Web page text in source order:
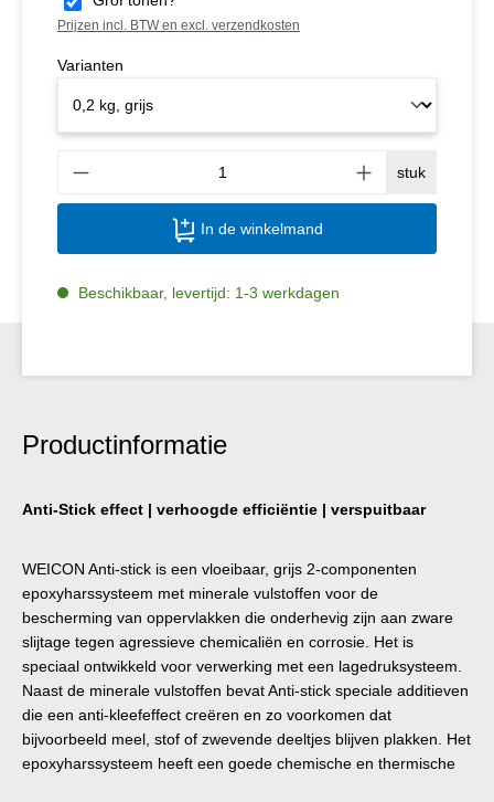
Prijzen incl. BTW en excl. verzendkosten
Varianten
stuk
In de winkelmand
Beschikbaar, levertijd: 1-3 werkdagen
Productinformatie
Anti-Stick effect | verhoogde efficiëntie | verspuitbaar
WEICON Anti-stick is een vloeibaar, grijs 2-componenten
epoxyharssysteem met minerale vulstoffen voor de
bescherming van oppervlakken die onderhevig zijn aan zware
slijtage tegen agressieve chemicaliën en corrosie. Het is
speciaal ontwikkeld voor verwerking met een lagedruksysteem.
Naast de minerale vulstoffen bevat Anti-stick speciale additieven
die een anti-kleefeffect creëren en zo voorkomen dat
bijvoorbeeld meel, stof of zwevende deeltjes blijven plakken. Het
epoxyharssysteem heeft een goede chemische en thermische